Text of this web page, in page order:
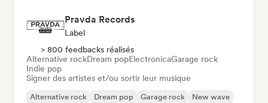
Pravda Records
Label
> 800 feedbacks réalisés
Alternative rockDream popElectronicaGarage rock
Indie pop
Signer des artistes et/ou sortir leur musique
Alternative rock Dream pop Garage rock
New wave